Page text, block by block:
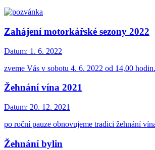
Zahájení motorkářské sezony 2022
Datum: 1. 6. 2022
zveme Vás v sobotu 4. 6. 2022 od 14,00
Žehnání vína 2021
Datum: 20. 12. 2021
po roční pauze obnovujeme tradici žehnání
Žehnání bylin